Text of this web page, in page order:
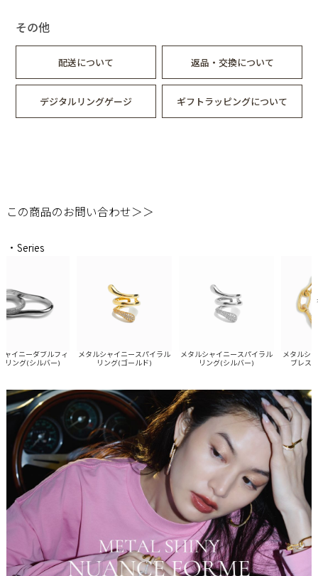
その他
配送について 返品・交換について
デジタルリングゲージ ギフトラッピングについて
この商品のお問い合わせ＞＞
・Series
ニーダブルフィ
グ(シルバー)
メタルシャイニースパイラル
リング(ゴールド)
メタルシャイニースパイラル
リング(シルバー)
メタルシャイ
ブレスレ